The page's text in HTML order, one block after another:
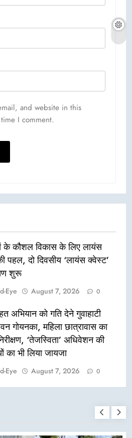
and website in this
I comment.
के कौशल विकास के लिए लायंस
पहल, दो दिवसीय ‘लायंस क्वेस्ट’
शुरू
Eye August 7, 2026 0
अभियान को गति देने गुवाहाटी
गोयनका, महिला छात्रावास का
‘तेजस्विता’ अधिवेशन की
का भी लिया जायजा
Eye August 7, 2026 0